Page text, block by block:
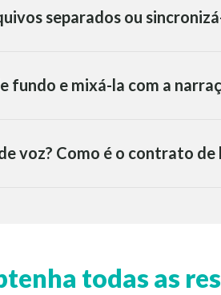
separados ou
fundo e mixá-la com a
voz? Como é o contrato de
todas as